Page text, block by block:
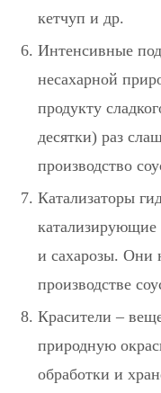
кетчуп и др.
Интенсивные
несахарной
продукту
десятки) раз
производство
Катализаторы
катализирующие
и сахарозы. Они
производстве
Красители –
природную
обработки и